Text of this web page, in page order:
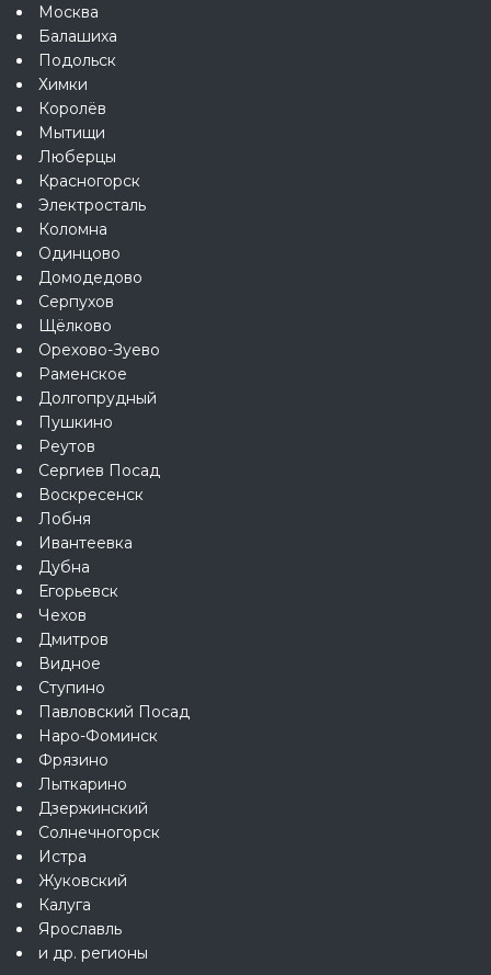
Москва
Балашиха
Подольск
Химки
Королёв
Мытищи
Люберцы
Красногорск
Электросталь
Коломна
Одинцово
Домодедово
Серпухов
Щёлково
Орехово-Зуево
Раменское
Долгопрудный
Пушкино
Реутов
Сергиев Посад
Воскресенск
Лобня
Ивантеевка
Дубна
Егорьевск
Чехов
Дмитров
Видное
Ступино
Павловский Посад
Наро-Фоминск
Фрязино
Лыткарино
Дзержинский
Солнечногорск
Истра
Жуковский
Калуга
Ярославль
и др. регионы